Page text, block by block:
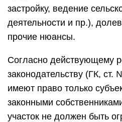
застройку, ведение
деятельности и пр.),
прочие нюансы.
Согласно действующему
законодательству (ГК,
имеют право только
законными
участок не должен быть